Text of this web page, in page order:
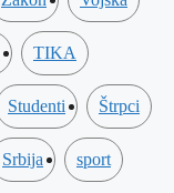
TIKA
Studenti Štrpci
Srbija sport